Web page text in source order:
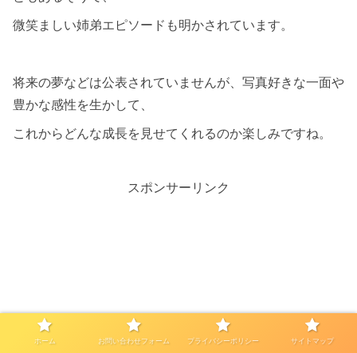
微笑ましい姉弟エピソードも明かされています。
将来の夢などは公表されていませんが、写真好きな一面や
豊かな感性を生かして、
これからどんな成長を見せてくれるのか楽しみですね。
スポンサーリンク
ホーム お問い合わせフォーム プライバシーポリシー サイトマップ